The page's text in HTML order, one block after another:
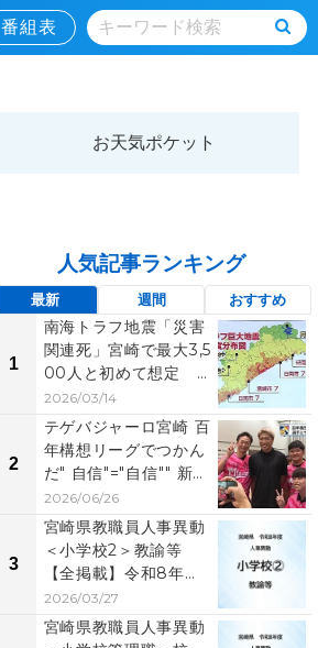
番組表
お天気ポケット
人気記事ランキング
最新 週間 おすすめ
1
南海トラフ地震「災害
関連死」宮崎で最大3,5
00人と初めて想定
助かった命を失わ...
2026/03/14
2
テゲバジャーロ宮崎 百
年構想リーグでつかん
だ" 自信"="自信"" 新た
なステー...
2026/06/26
3
宮崎県教職員人事異動
＜小学校2＞教諭等
【全掲載】令和8年
度 あなたの恩師はど
の学...
2026/03/27
宮崎県教職員人事異動